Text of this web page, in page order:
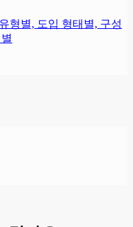
형별, 도입 형태별, 구성